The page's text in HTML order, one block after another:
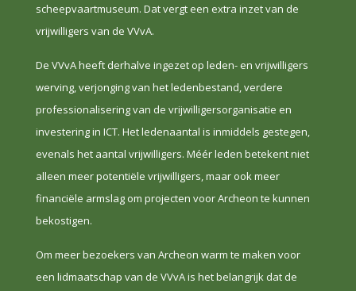
scheepvaartmuseum. Dat vergt een extra inzet van de
vrijwilligers van de VVvA.
De VVvA heeft derhalve ingezet op leden- en vrijwilligers
werving, verjonging van het ledenbestand, verdere
professionalisering van de vrijwilligersorganisatie en
investering in ICT. Het ledenaantal is inmiddels gestegen,
evenals het aantal vrijwilligers. Méér leden betekent niet
alleen meer potentiële vrijwilligers, maar ook meer
financiële armslag om projecten voor Archeon te kunnen
bekostigen.
Om meer bezoekers van Archeon warm te maken voor
een lidmaatschap van de VVvA is het belangrijk dat de